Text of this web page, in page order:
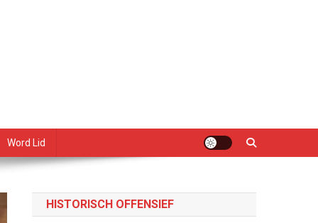
Word Lid
HISTORISCH OFFENSIEF